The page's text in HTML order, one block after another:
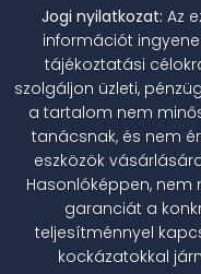
Jogi nyilatkozat: Az
információt
tájékoztatási
szolgáljon üzleti,
a tartalom nem
tanácsnak, és nem
eszközök
Hasonlóképpen,
garanciát a
teljesítménnyel
kockázatokkal